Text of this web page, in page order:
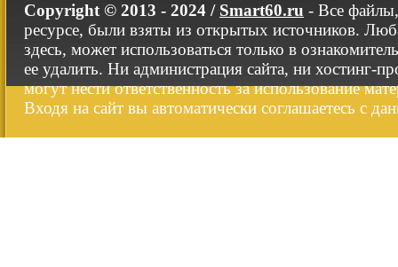
Copyright © 2013 - 2024 / Smart60.ru - Все
ресурсе, были взяты из открытых источников.
здесь, может использоваться только в
ее удалить. Ни администрация сайта, ни хостинг-
могут нести ответственность за использование
Входя на сайт вы автоматически соглашаетесь с